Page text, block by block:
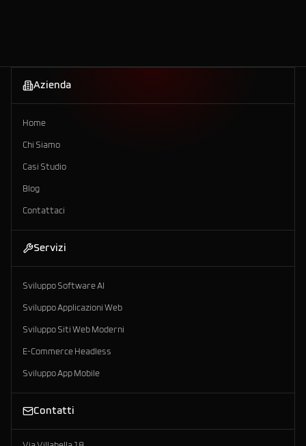
Azienda
Home
Chi Siamo
Casi Studio
Blog
Contattaci
Servizi
Sviluppo Software AI
Sviluppo Applicazioni Web
Sviluppo Siti Web Moderni
E-Commerce Headless
Sviluppo App Mobile
Contatti